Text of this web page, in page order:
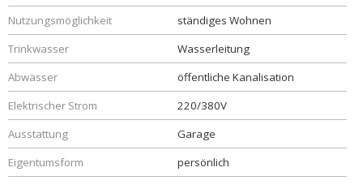
Nutzungsmöglichkeit
ständiges Wohnen
Trinkwasser
Wasserleitung
Abwässer
öffentliche Kanalisation
Elektrischer Strom
220/380V
Ausstattung
Garage
Eigentumsform
persönlich